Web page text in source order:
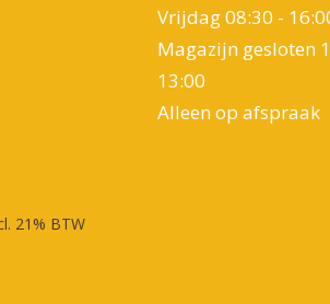
Vrijdag 08:30 -
Magazijn gesloten
13:00
Alleen op afspraak
21% BTW